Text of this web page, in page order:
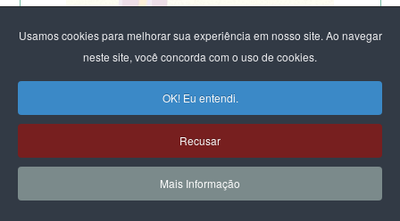
Usamos cookies para melhorar sua experiência em nosso site. Ao navegar
neste site, você concorda com o uso de cookies.
OK! Eu entendi.
Recusar
Mais Informação